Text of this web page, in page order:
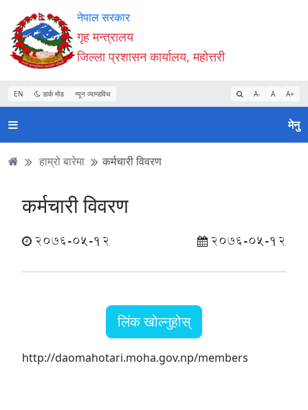
Accessibility
Mode
सुरु
गर्नुहोस्
सामाग्री
पढ्नुहाेस्
नेभिगेसन
पढ्नुहाेस्
वेबसाइट
खोजमा
जानुहोस्
नेपाल सरकार
गृह मन्त्रालय
जिल्ला प्रशासन कार्यालय, महोत्तरी
EN डार्क मोड न्यून व्यान्डविथ A- A A+
मेनु
हाम्रो बारेमा कर्मचारी विवरण
कर्मचारी विवरण
2076-05-12 2076-05-12
लिंक खोल्नुहोस्
http://daomahotari.moha.gov.np/members